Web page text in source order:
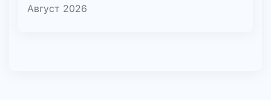
Август 2026